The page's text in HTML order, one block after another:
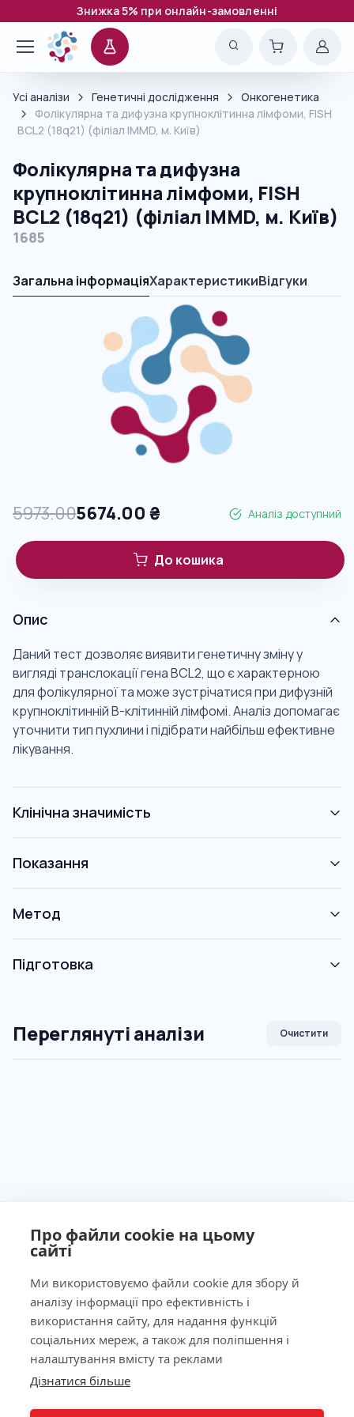
Про файли cookie на цьому
сайті
Ми використовуємо файли cookie для збору й
аналізу інформації про ефективність і
використання сайту, для надання функцій
соціальних мереж, а також для поліпшення і
налаштування вмісту та реклами
Дізнатися більше
Знижка 5% при онлайн-замовленні
Усі аналізи Генетичні дослідження
Онкогенетика
Фолікулярна та дифузна крупноклітинна лімфоми, FISH
BCL2 (18q21) (філіал IMMD, м. Київ)
Фолікулярна та дифузна
крупноклітинна лімфоми, FISH
BCL2 (18q21) (філіал IMMD, м. Київ)
1685
Загальна інформаціяХарактеристикиВідгуки
5973.005674.00 ₴ Аналіз доступний
До кошика
Опис
Даний тест дозволяє виявити генетичну зміну у
вигляді транслокації гена BCL2, що є характерною
для фолікулярної та може зустрічатися при дифузній
крупноклітинній В-клітинній лімфомі. Аналіз допомагає
уточнити тип пухлини і підібрати найбільш ефективне
лікування.
Клінічна значимість
Показання
Метод
Підготовка
Переглянуті аналізи Очистити
Ліцензія МОЗ України №603260 від 23.09.2011
Наша адреса
КНОПКА